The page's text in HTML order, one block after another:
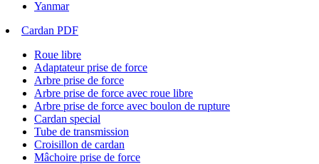
Yanmar
Cardan PDF
Roue libre
Adaptateur prise de force
Arbre prise de force
Arbre prise de force avec roue libre
Arbre prise de force avec boulon de rupture
Cardan special
Tube de transmission
Croisillon de cardan
Mâchoire prise de force